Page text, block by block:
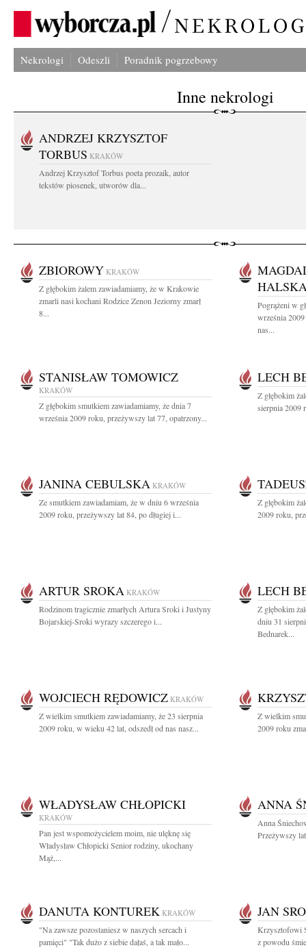
Nekrologi Odeszli Poradnik pogrzebowy
Inne nekrologi
ANDRZEJ KRZYSZTOF
TORBUS KRAKÓW
Andrzej Krzysztof Torbus poeta prozaik, autor
tekstów piosenek, utworów dla...
ZBIOROWY KRAKÓW
Z głębokim żalem zawiadamiamy, że w Krakowie
zmarli nasi kochani Rodzice Zenon Jeziorny zmarł
8...
Pogrążeni w
września
nas...
STANISŁAW TOMOWICZ
KRAKÓW
Z głębokim smutkiem zawiadamiamy, że dnia 7
września 2009 roku, przeżywszy lat 77, opatrzony...
LECH
Z głębokim
sierpnia 2009
JANINA CEBULSKA KRAKÓW
Ze smutkiem zawiadamiam, że w dniu 6 września
2009 roku, przeżywszy lat 84, po długiej i...
Z głębokim
2009 roku,
ARTUR SROKA KRAKÓW
Rodzinom tragicznie zmarłych Artura Sroki i Justyny
Bojarskiej-Sroki wyrazy szczerego i...
LECH
Z głębokim
dniu 31
Bednarek...
WOJCIECH RĘDOWICZ KRAKÓW
Z wielkim smutkiem zawiadamiamy, że 23 sierpnia
2009 roku, w wieku 42 lat, odszedł od nas nasz...
Z wielkim
2009 roku
WŁADYSŁAW CHŁOPICKI
KRAKÓW
Pan jest wspomożycielem moim, nie ulęknę się
Władysław Chłopicki Senior rodziny, ukochany
Mąż,...
ANNA
Anna
Przeżywszy
DANUTA KONTUREK KRAKÓW
"Na zawsze pozostaniesz w naszych sercach i
pamięci" "Tak dużo z siebie dałaś, a tak mało...
JAN
Krzysztofowi
z powodu